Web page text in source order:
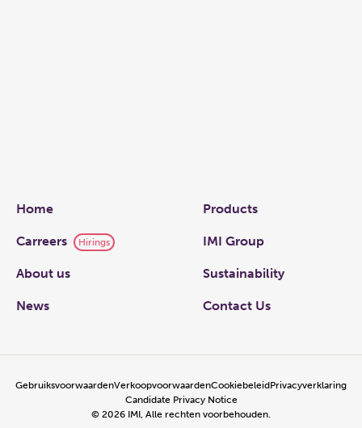
Links
Home Products
Carreers Hirings IMI Group
About us Sustainability
News Contact Us
© 2026 IMI, Alle rechten voorbehouden.
GebruiksvoorwaardenVerkoopvoorwaardenCookiebeleidPrivacyverklaring
Candidate Privacy Notice